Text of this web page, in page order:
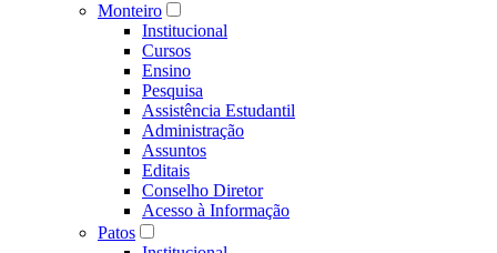
Monteiro
Institucional
Cursos
Ensino
Pesquisa
Assistência Estudantil
Administração
Assuntos
Editais
Conselho Diretor
Acesso à Informação
Patos